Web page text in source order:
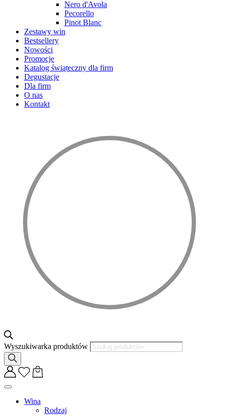
Nero d'Avola
Pecorello
Pinot Blanc
Zestawy win
Bestsellery
Nowości
Promocje
Katalog świąteczny dla firm
Degustacje
Dla firm
O nas
Kontakt
Wyszukiwarka produktów
Wina
Rodzaj